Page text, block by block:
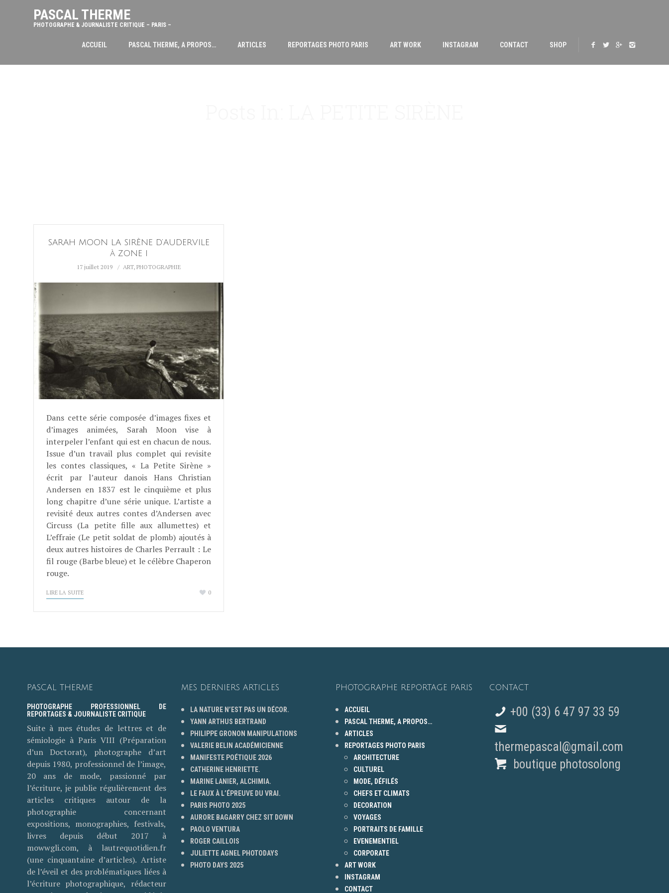
PASCAL THERME
PHOTOGRAPHE & JOURNALISTE CRITIQUE – PARIS –
ACCUEIL PASCAL THERME, A PROPOS… ARTICLES REPORTAGES PHOTO PARIS ART WORK INSTAGRAM CONTACT SHOP
SARAH MOON LA SIRÈNE D’AUDERVILE
à ZONE I
17 juillet 2019 ART, PHOTOGRAPHIE
Dans cette série composée d’images fixes et
d’images animées, Sarah Moon vise à
interpeler l’enfant qui est en chacun de nous.
Issue d’un travail plus complet qui revisite
les contes classiques, « La Petite Sirène »
écrit par l’auteur danois Hans Christian
Andersen en 1837 est le cinquième et plus
long chapitre d’une série unique. L’artiste a
revisité deux autres contes d’Andersen avec
Circuss (La petite fille aux allumettes) et
L’effraie (Le petit soldat de plomb) ajoutés à
deux autres histoires de Charles Perrault : Le
fil rouge (Barbe bleue) et le célèbre Chaperon
rouge.
LIRE LA SUITE 0
PASCAL THERME
PHOTOGRAPHE PROFESSIONNEL DE
REPORTAGES & JOURNALISTE CRITIQUE
Suite à mes études de lettres et de
sémiologie à Paris VIII (Préparation
d’un Doctorat), photographe d’art
depuis 1980, professionnel de l’image,
20 ans de mode, passionné par
l’écriture, je publie régulièrement des
articles critiques autour de la
photographie concernant
expositions, monographies, festivals,
livres depuis début 2017 à
mowwgli.com, à lautrequotidien.fr
(une cinquantaine d’articles). Artiste
de l’éveil et des problématiques liées à
l’écriture photographique, rédacteur
MES DERNIERS ARTICLES
LA NATURE N’EST PAS UN DÉCOR.
YANN ARTHUS BERTRAND
PHILIPPE GRONON MANIPULATIONS
VALERIE BELIN ACADÉMICIENNE
MANIFESTE POÉTIQUE 2026
CATHERINE HENRIETTE.
MARINE LANIER, ALCHIMIA.
LE FAUX À L’ÉPREUVE DU VRAI.
PARIS PHOTO 2025
AURORE BAGARRY CHEZ SIT DOWN
PAOLO VENTURA
ROGER CAILLOIS
JULIETTE AGNEL PHOTODAYS
PHOTO DAYS 2025
PHOTOGRAPHE REPORTAGE PARIS
ACCUEIL
PASCAL THERME, A PROPOS…
ARTICLES
REPORTAGES PHOTO PARIS
ARCHITECTURE
CULTUREL
MODE, DÉFILÉS
CHEFS ET CLIMATS
DECORATION
VOYAGES
PORTRAITS DE FAMILLE
EVENEMENTIEL
CORPORATE
ART WORK
INSTAGRAM
CONTACT
CONTACT
+00 (33) 6 47 97 33 59
thermepascal@gmail.com
boutique photosolong